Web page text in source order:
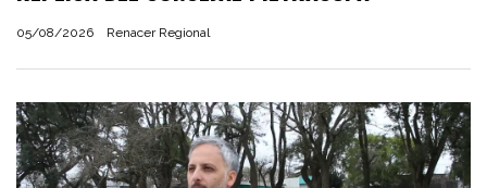
Renacer Regional
05/08/2026